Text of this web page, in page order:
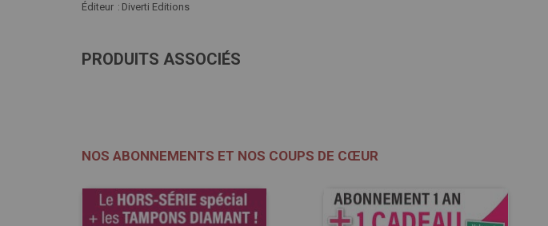
Éditeur
Diverti Editions
PRODUITS ASSOCIÉS
NOS ABONNEMENTS ET NOS COUPS DE CŒUR